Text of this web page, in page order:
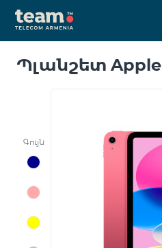
Պլանշետ Apple
Գույն